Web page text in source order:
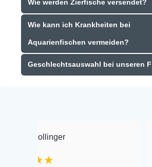
Wie werden Zierfische versendet?
Wie kann ich Krankheiten bei
Aquarienfischen vermeiden?
Geschlechtsauswahl bei unseren
Frank